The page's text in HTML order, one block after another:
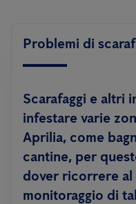
Problemi di
Scarafaggi e altri
infestare varie
Aprilia, come
cantine, per
dover ricorrere
monitoraggio di